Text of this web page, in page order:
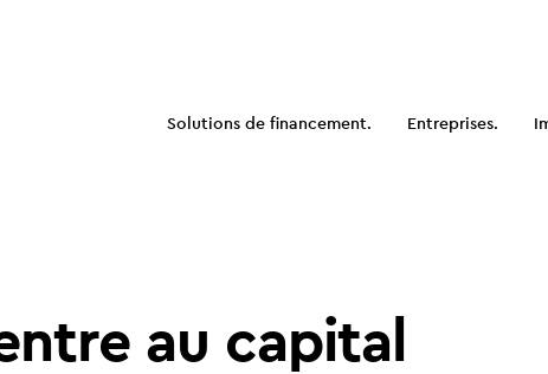
Solutions de financement. Entreprises.
au capital